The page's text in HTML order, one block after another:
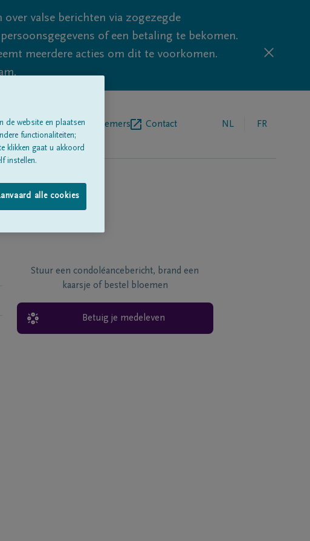
valse berichten via zogezegde
of een betaling te bekomen.
meerdere acties om dit te voorkomen.
onsBegrafenisondernemers Contact NL FR
Stuur een condoléancebericht, brand een
kaarsje of bestel bloemen
Betuig je medeleven
de website en plaatsen
functionaliteiten;
klikken gaat u akkoord
instellen.
alle cookies